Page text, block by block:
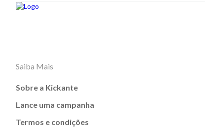
Saiba Mais
Sobre a Kickante
Lance uma campanha
Termos e condições